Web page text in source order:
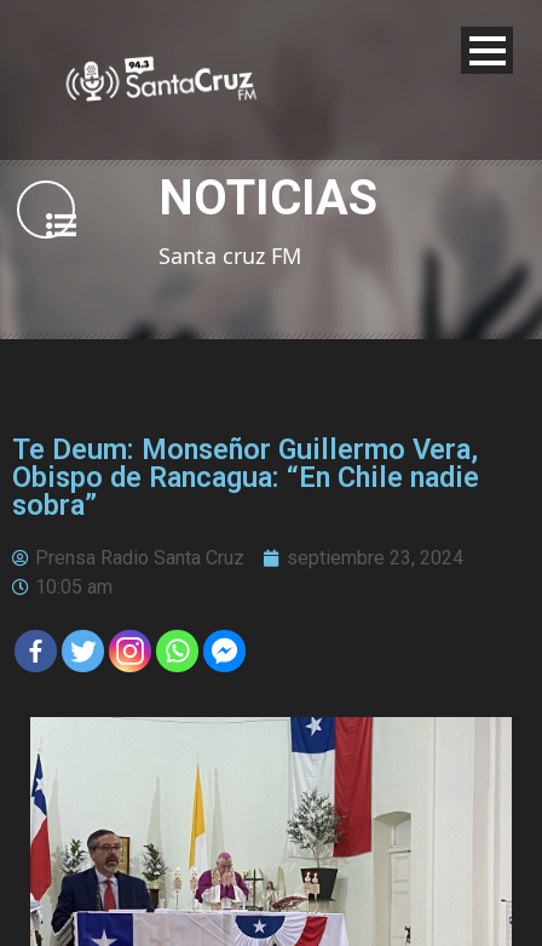
NOTICIAS
Santa cruz FM
Te Deum: Monseñor Guillermo Vera,
Obispo de Rancagua: “En Chile nadie
sobra”
Prensa Radio Santa Cruz
septiembre 23, 2024
10:05 am